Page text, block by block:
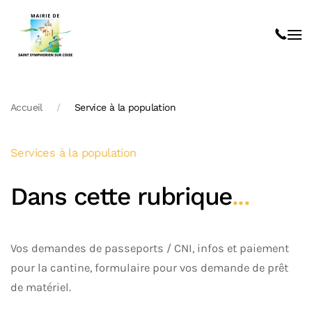
Skip to main content
Accueil Service à la population
Services à la population
Dans cette rubrique...
Vos demandes de passeports / CNI, infos et paiement
pour la cantine, formulaire pour vos demande de prêt
de matériel.